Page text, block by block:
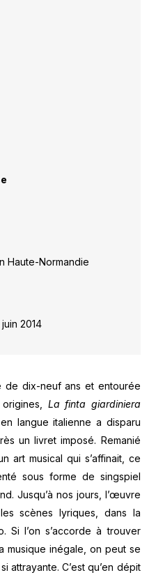
Haute-Normandie
2014
de dix-neuf ans et entourée
La finta giardiniera
langue italienne a disparu
un livret imposé. Remanié
art musical qui s’affinait, ce
sous forme de singspiel
Jusqu’à nos jours, l’œuvre
scènes lyriques, dans la
Si l’on s’accorde à trouver
musique inégale, on peut se
attrayante. C’est qu’en dépit